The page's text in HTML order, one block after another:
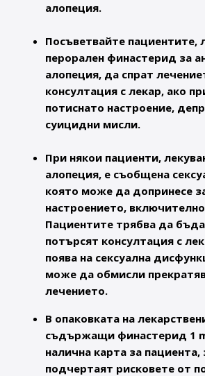
алопеция.
Посъветвайте пациентите,
перорален финастерид за
алопеция, да спрат
консултация с лекар, ако
потиснато настроение,
суицидни мисли.
При някои пациенти,
алопеция, е съобщена
която може да допринесе
настроението,
Пациентите трябва да
потърсят консултация с
поява на сексуална
може да обмисли
лечението.
В опаковката на
съдържащи финастерид 1
налична карта за пациента,
подчертаят рисковете от